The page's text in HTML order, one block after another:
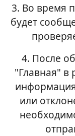
3. Во время
будет
4. После
"Главная" в
или